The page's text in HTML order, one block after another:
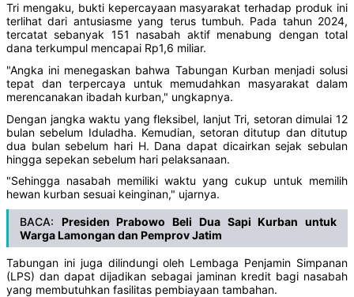
Tri mengaku, bukti kepercayaan masyarakat terhadap produk ini
terlihat dari antusiasme yang terus tumbuh. Pada tahun 2024,
tercatat sebanyak 151 nasabah aktif menabung dengan total
dana terkumpul mencapai Rp1,6 miliar.
"Angka ini menegaskan bahwa Tabungan Kurban menjadi solusi
tepat dan terpercaya untuk memudahkan masyarakat dalam
merencanakan ibadah kurban," ungkapnya.
Dengan jangka waktu yang fleksibel, lanjut Tri, setoran dimulai 12
bulan sebelum Iduladha. Kemudian, setoran ditutup dan ditutup
dua bulan sebelum hari H. Dana dapat dicairkan sejak sebulan
hingga sepekan sebelum hari pelaksanaan.
"Sehingga nasabah memiliki waktu yang cukup untuk memilih
hewan kurban sesuai keinginan," ujarnya.
BACA: Presiden Prabowo Beli Dua Sapi Kurban untuk
Warga Lamongan dan Pemprov Jatim
Tabungan ini juga dilindungi oleh Lembaga Penjamin Simpanan
(LPS) dan dapat dijadikan sebagai jaminan kredit bagi nasabah
yang membutuhkan fasilitas pembiayaan tambahan.